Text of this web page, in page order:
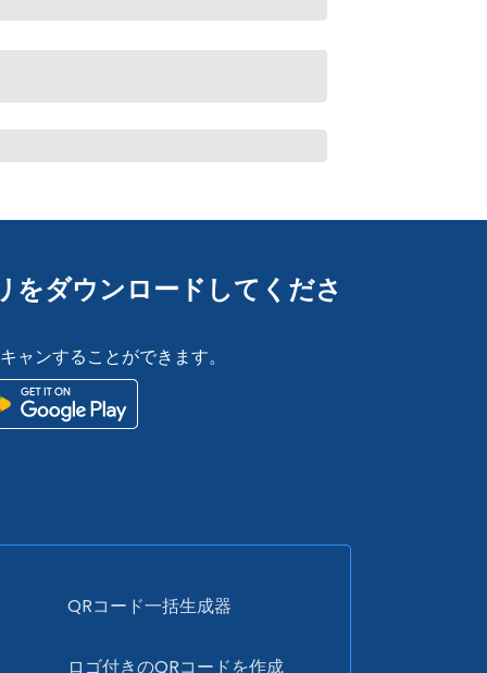
をダウンロードしてくださ
ャンすることができます。
QRコード一括生成器
ロゴ付きのQRコードを作成